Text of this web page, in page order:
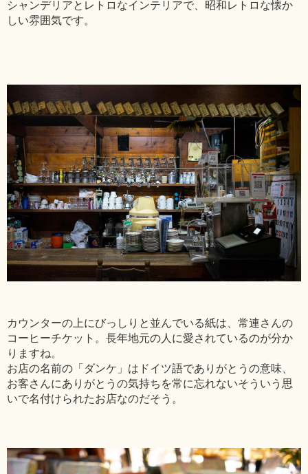
シャンデリアとレトロなインテリアで、昭和レトロな懐か
しい雰囲気です。
カウンターの上にびっしりと並んでいる紙は、常連さんの
コーヒーチケット。長年地元の人に愛されているのが分か
りますね。
お店の名前の「ダンケ」はドイツ語でありがとうの意味、
お客さんにありがとうの気持ちを常に忘れないそういう思
いで名付けられたお店なのだそう。